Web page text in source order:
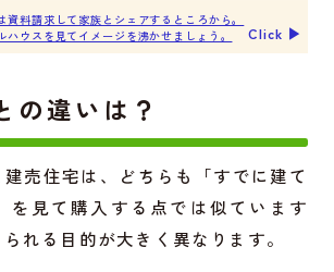
料請求して家族とシェアするところから。
ウスを見てイメージを沸かせましょう。
Click ▶︎
の違いは？
売住宅は、どちらも「すでに建て
を見て購入する点では似ています
れる目的が大きく異なります。